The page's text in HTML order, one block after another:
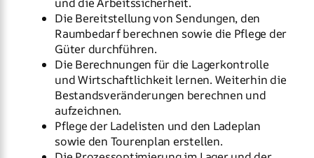
Die Bereitstellung von Sendungen, den
Raumbedarf berechnen sowie die Pflege der
Güter durchführen.
Die Berechnungen für die Lagerkontrolle
und Wirtschaftlichkeit lernen. Weiterhin die
Bestandsveränderungen berechnen und
aufzeichnen.
Pflege der Ladelisten und den Ladeplan
sowie den Tourenplan erstellen.